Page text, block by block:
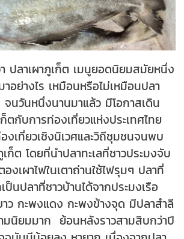
ปลาเผาภูเก็ต เมนูยอดนิยมสมัยหนึ่ง
อย่างไร เหมือนหรือไม่เหมือนปลา
จนวันหนึ่งนานมาแล้ว มีโอกาสเดิน
ตกับการท่องเที่ยวแห่งประเทศไทย
งเที่ยวเชิงนิเวศและวิถีชุมชนจนพบ
ก็ต โดยที่นำปลาทะเลที่ชาวประมงจับ
งเผาไฟในเตาถ่านใช้ไฟรุมๆ ปลาที่
ป็นปลาที่ชาวบ้านได้จากประมงเรือ
ว กะพงแดง กะพงข้างจุด มีปลาสำลี
มนิยมมาก ย้อนหลังราวสามสิบกว่าปี